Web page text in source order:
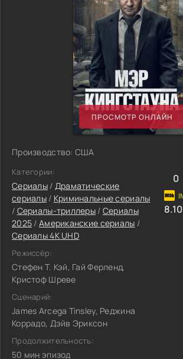
ПРОСМОТР ОНЛАЙН
Производство: США
Категории:
Сериалы/ Драматические
сериалы/ Криминальные сериалы
/ Сериалы-триллеры / Сериалы
2025 / Американские сериалы /
Сериалы 4K UHD
Режиссёр:
Стефен Т. Кэй, Гай Ферленд,
Кристоф Шреве
Сценарий:
James Arcega Tinsley, Реджина
Коррадо, Дэйв Эриксон
Продолжительность:
50 мин эпизод
0
8.10